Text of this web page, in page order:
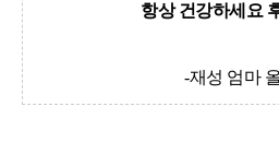
항상 건강하세요
-재성 엄마